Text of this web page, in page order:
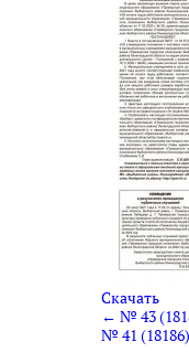
Скачать
← № 43
№ 41